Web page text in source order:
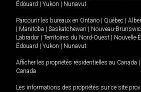
Édouard
Yukon Nunavut
Parcourir les bureaux en Ontario Québec
Manitoba Saskatchewan Nouveau-
Labrador
Territoires du Nord-Ouest Nouvelle-
Édouard
Yukon Nunavut
Afficher les propriétés résidentielles au Canada
Canada
Les informations des propriétés sur ce site